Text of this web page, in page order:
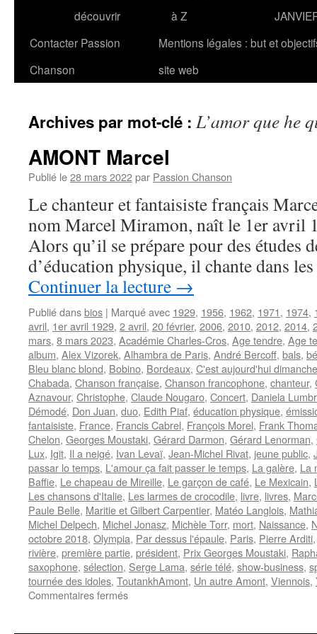
découvrir
à Z
Contacter Passion
Chanson
Mentions légales : but et
site web
Archives par mot-clé : L’amor que he
AMONT Marcel
Publié le28 mars 2022par Passion Chanson
Le chanteur et fantaisiste français
nom Marcel Miramon, naît le 1er avril
Alors qu’il se prépare pour des études
d’éducation physique, il chante dans
Continuer la lecture →
Publié dansbios | Marqué avec 1929, 1956, 1962, 1971, 1974,
avril, 1er avril 1929, 2 avril, 20 février, 2006, 2010, 2012, 2014,
mars, 8 mars 2023, Académie Charles-Cros, Age tendre, Age
album, Alex Vizorek, Alhambra de Paris, André Bercoff, bals,
Bleu blanc blond, Bobino, Bordeaux, C'est aujourd'hui dimanche
Chabada, Chanson française, Chanson francophone, chanteur,
Aznavour, Christophe, Claude Nougaro, Concert, Daniela
Démodé, Don Juan, duo, Edith Piaf, éducation physique,
fantaisiste, France, Francis Cabrel, François Morel, Frank
Chelon, Georges Moustaki, Gérard Darmon, Gérard Lenorman,
Lux, Igit, Il a neigé, Ivan Levaï, Jean-Michel Rivat, jeune public,
passar lo temps, L'amour ça fait passer le temps, La galère, La
Baffie, Le chapeau de Mireille, Le garçon de café, Le Mexicain,
Les chansons d'Italie, Les larmes de crocodile, livre, livres,
Paule Belle, Maritie et Gilbert Carpentier, Matéo Langlois,
Michel Delpech, Michel Jonasz, Michèle Torr, mort, Naissance,
octobre 2018, Olympia, Par dessus l'épaule, Paris, Pierre Arditi
rivière, première partie, président, Prix Georges Moustaki,
saxophone, sélection, Serge Lama, série télé, show-business,
tournée des idoles, ToutankhAmont, Un autre Amont, Viennois,
Commentaires ferméssur